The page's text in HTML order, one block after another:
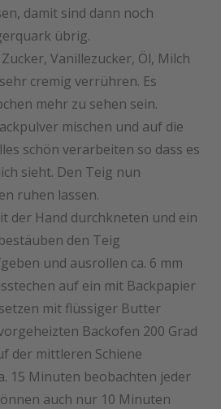
damit sind dann noch
übrig.
Vanillezucker, Öl, Milch
cremig verrühren. Es
mehr zu sehen sein.
mischen und auf die
schön verarbeiten so dass es
sieht. Den Teig nun
ruhen lassen.
der Hand durchkneten und ein
den Teig
und ausrollen ca. 6 mm
auf ein mit Backpapier
mit flüssiger Butter
Backofen 200 Grad
der mittleren Schiene
15 Minuten beobachten jeder
auch nur 10 Minuten